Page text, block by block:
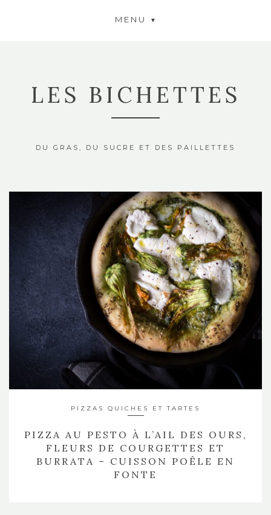
MENU
LES BICHETTES
DU GRAS, DU SUCRE ET DES PAILLETTES
PIZZAS QUICHES ET TARTES
PIZZA AU PESTO À L’AIL DES OURS,
FLEURS DE COURGETTES ET
BURRATA – CUISSON POÊLE EN
FONTE